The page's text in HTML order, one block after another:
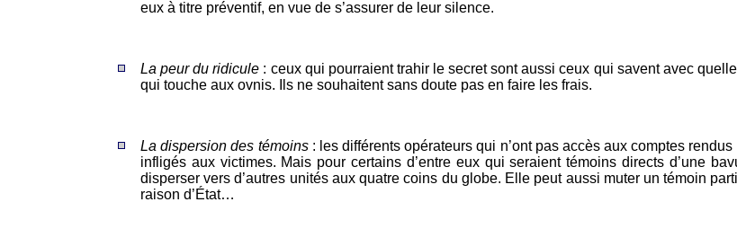
eux à titre préventif, en vue de s’assurer de leur silence.
La peur du ridicule : ceux qui pourraient trahir le secret sont aussi ceux qui savent avec
qui touche aux ovnis. Ils ne souhaitent sans doute pas en faire les frais.
La dispersion des témoins: les différents opérateurs qui n’ont pas accès aux comptes
infligés aux victimes. Mais pour certains d’entre eux qui seraient témoins directs d’une
disperser vers d’autres unités aux quatre coins du globe. Elle peut aussi muter un témoin
raison d’État…